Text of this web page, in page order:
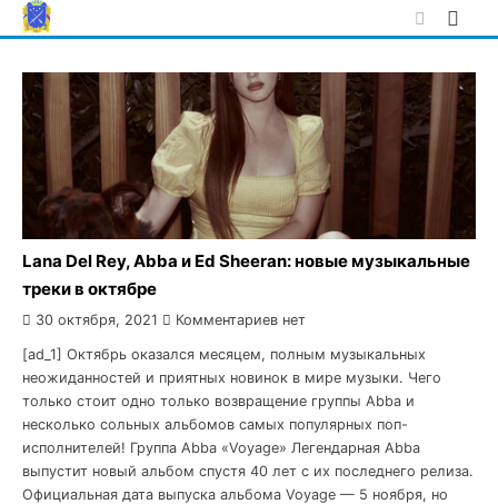
Skip
to
Lana Del Rey, Abba и Ed Sheeran: новые музыкальные
треки в октябре
30 октября, 2021 Комментариев нет
[ad_1] Октябрь оказался месяцем, полным музыкальных
неожиданностей и приятных новинок в мире музыки. Чего
только стоит одно только возвращение группы Abba и
несколько сольных альбомов самых популярных поп-
исполнителей! Группа Abba «Voyage» Легендарная Abba
выпустит новый альбом спустя 40 лет с их последнего релиза.
Официальная дата выпуска альбома Voyage — 5 ноября, но